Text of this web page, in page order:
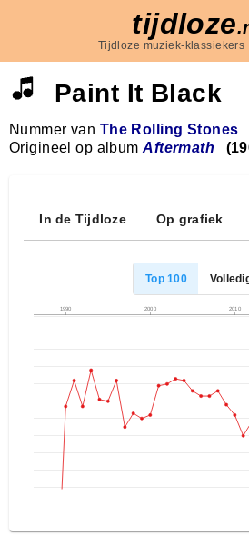
tijdloze
Tijdloze muziek-klassiekers
Paint It Black
Nummer van The Rolling Stones
Origineel op albumAftermath
In de Tijdloze Op grafiek
Top 100
1990 2000 2010